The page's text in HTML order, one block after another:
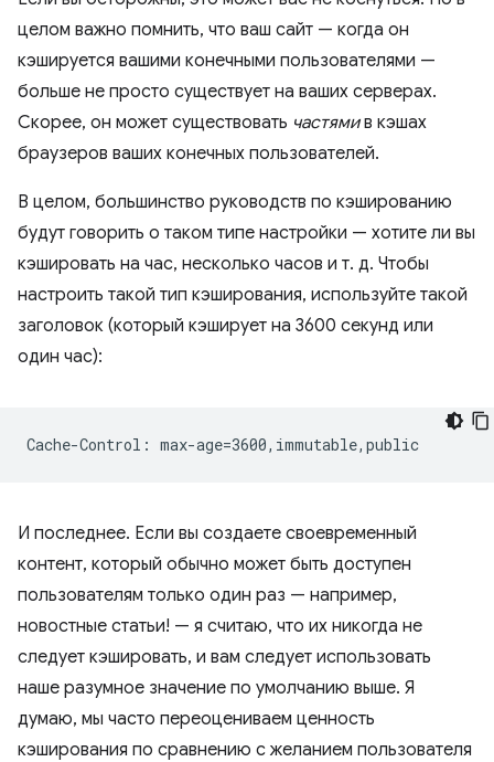
целом важно помнить, что ваш сайт — когда он
кэшируется вашими конечными пользователями —
больше не просто существует на ваших серверах.
Скорее, он может существовать частямив кэшах
браузеров ваших конечных пользователей.
В целом, большинство руководств по кэшированию
будут говорить о таком типе настройки — хотите ли вы
кэшировать на час, несколько часов и т. д. Чтобы
настроить такой тип кэширования, используйте такой
заголовок (который кэширует на 3600 секунд или
один час):
И последнее. Если вы создаете своевременный
контент, который обычно может быть доступен
пользователям только один раз — например,
новостные статьи! — я считаю, что их никогда не
следует кэшировать, и вам следует использовать
наше разумное значение по умолчанию выше. Я
думаю, мы часто переоцениваем ценность
кэширования по сравнению с желанием пользователя